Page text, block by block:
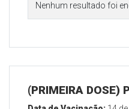
Nenhum resultado foi
(PRIMEIRA DOSE)